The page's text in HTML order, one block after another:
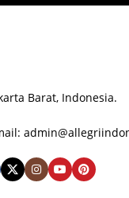
Barat, Indonesia.